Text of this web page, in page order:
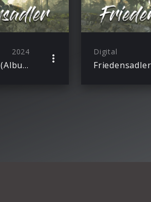
2024
Friedensadler (Album)
Digital